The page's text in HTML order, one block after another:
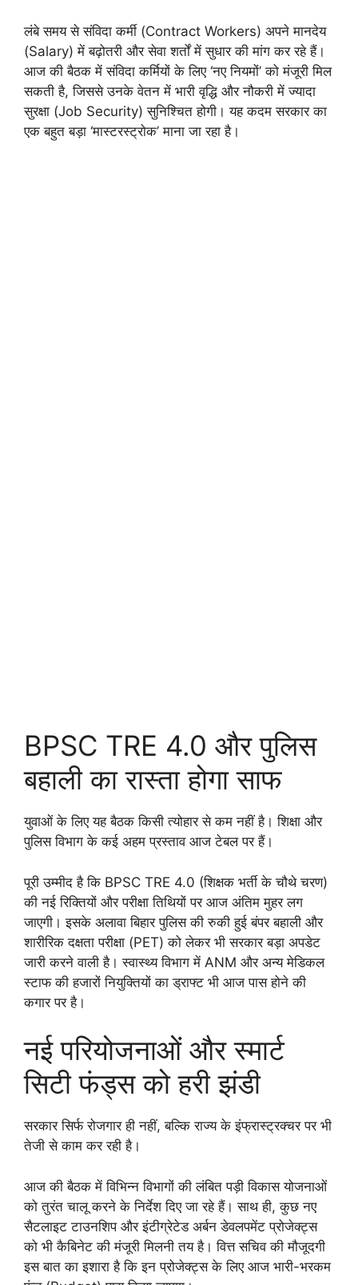
लंबे समय से संविदा कर्मी (Contract Workers) अपने मानदेय
(Salary) में बढ़ोतरी और सेवा शर्तों में सुधार की मांग कर रहे हैं।
आज की बैठक में संविदा कर्मियों के लिए ‘नए नियमों’ को मंजूरी मिल
सकती है, जिससे उनके वेतन में भारी वृद्धि और नौकरी में ज्यादा
सुरक्षा (Job Security) सुनिश्चित होगी। यह कदम सरकार का
एक बहुत बड़ा ‘मास्टरस्ट्रोक’ माना जा रहा है।
BPSC TRE 4.0 और पुलिस
बहाली का रास्ता होगा साफ
युवाओं के लिए यह बैठक किसी त्योहार से कम नहीं है। शिक्षा और
पुलिस विभाग के कई अहम प्रस्ताव आज टेबल पर हैं।
पूरी उम्मीद है कि BPSC TRE 4.0 (शिक्षक भर्ती के चौथे चरण)
की नई रिक्तियों और परीक्षा तिथियों पर आज अंतिम मुहर लग
जाएगी। इसके अलावा बिहार पुलिस की रुकी हुई बंपर बहाली और
शारीरिक दक्षता परीक्षा (PET) को लेकर भी सरकार बड़ा अपडेट
जारी करने वाली है। स्वास्थ्य विभाग में ANM और अन्य मेडिकल
स्टाफ की हजारों नियुक्तियों का ड्राफ्ट भी आज पास होने की
कगार पर है।
नई परियोजनाओं और स्मार्ट
सिटी फंड्स को हरी झंडी
सरकार सिर्फ रोजगार ही नहीं, बल्कि राज्य के इंफ्रास्ट्रक्चर पर भी
तेजी से काम कर रही है।
आज की बैठक में विभिन्न विभागों की लंबित पड़ी विकास योजनाओं
को तुरंत चालू करने के निर्देश दिए जा रहे हैं। साथ ही, कुछ नए
सैटलाइट टाउनशिप और इंटीग्रेटेड अर्बन डेवलपमेंट प्रोजेक्ट्स
को भी कैबिनेट की मंजूरी मिलनी तय है। वित्त सचिव की मौजूदगी
इस बात का इशारा है कि इन प्रोजेक्ट्स के लिए आज भारी-भरकम